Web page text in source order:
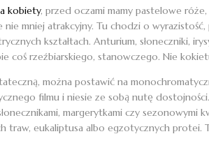
kobiety, przed oczami mamy pastelowe
nie mniej atrakcyjny. Tu chodzi o
kształtach. Anturium, słoneczniki,
coś rzeźbiarskiego, stanowczego. Nie
można postawić na
filmu i niesie ze sobą nutę
margerytkami czy
traw, eukaliptusa albo egzotycznych protei.